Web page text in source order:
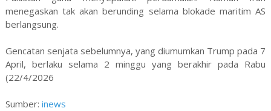
menegaskan tak akan berunding selama blokade maritim AS
berlangsung.
Gencatan senjata sebelumnya, yang diumumkan Trump pada 7
April, berlaku selama 2 minggu yang berakhir pada Rabu
(22/4/2026
Sumber: inews